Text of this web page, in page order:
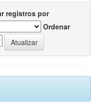
registros por
Ordenar